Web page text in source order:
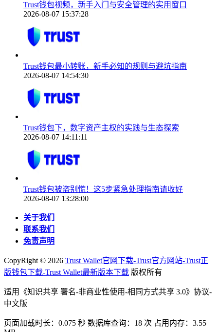
Trust钱包视频，新手入门与安全管理的实用窗口
2026-08-07 15:37:28
Trust钱包最小转账，新手必知的规则与避坑指南
2026-08-07 14:54:30
Trust钱包下，数字资产主权的实践与生态探索
2026-08-07 14:11:11
Trust钱包被盗别慌！这5步紧急处理指南请收好
2026-08-07 13:28:00
关于我们
联系我们
免责声明
CopyRight © 2026 Trust Wallet官网下载-Trust官方网站-Trust正
版钱包下载-Trust Wallet最新版本下载 版权所有
适用《知识共享 署名-非商业性使用-相同方式共享 3.0》协议-
中文版
页面加载时长：0.075 秒 数据库查询：18 次 占用内存：3.55